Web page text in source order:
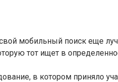
мобильный поиск еще
тот ищет в
в котором приняло